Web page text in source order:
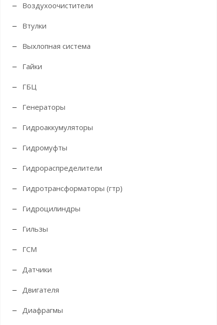
Воздухоочистители
Втулки
Выхлопная система
Гайки
ГБЦ
Генераторы
Гидроаккумуляторы
Гидромуфты
Гидрораспределители
Гидротрансформаторы (гтр)
Гидроцилиндры
Гильзы
ГСМ
Датчики
Двигателя
Диафрагмы